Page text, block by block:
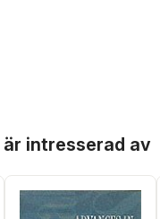
intresserad av